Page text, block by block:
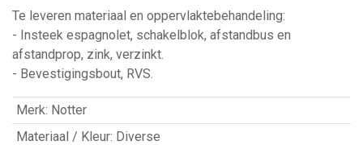
Te leveren materiaal en oppervlaktebehandeling:
- Insteek espagnolet, schakelblok, afstandbus en
afstandprop, zink, verzinkt.
- Bevestigingsbout, RVS.
Merk: Notter
Materiaal / Kleur: Diverse